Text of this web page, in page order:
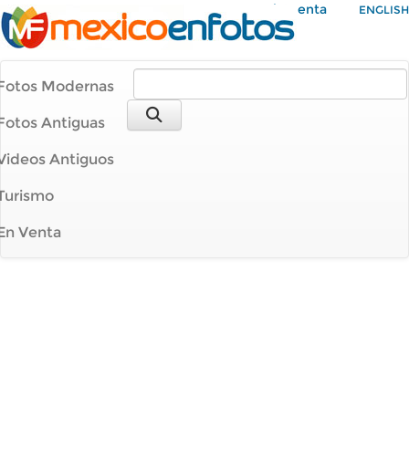
Mi Cuenta ENGLISH
Modernas
Antiguas
Antiguos
Venta